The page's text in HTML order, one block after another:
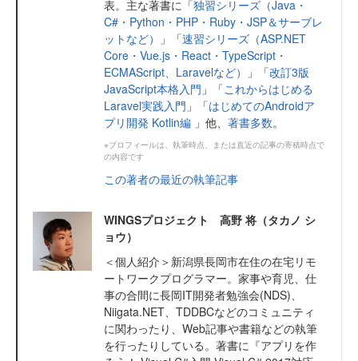
表。主な著書に「独習シリーズ（Java・
C#・Python・PHP・Ruby・JSP＆サーブレ
ットなど）
」「速習シリーズ（ASP.NET
Core・Vue.js・React・TypeScript・
ECMAScript、Laravelなど）
」「改訂3版
JavaScript本格入門 」「これからはじめる
Laravel実践入門 」「はじめてのAndroidア
プリ開発 Kotlin編 」他、 著書多数。
※プロフィールは、執筆時点、または直近の記事の寄稿時点で
の内容です
この著者の最近の執筆記事
WINGSプロジェクト 高野 将（タカノ シ
ョウ）
＜個人紹介＞新潟県長岡市在住の在宅リモ
ートワークプログラマー。家事や育児、仕
事の合間に長岡IT開発者勉強会(NDS)、
Niigata.NET、TDDBCなどのコミュニティ
に関わったり、Web記事や書籍などの執筆
を行ったりしている。著書に『アプリを作